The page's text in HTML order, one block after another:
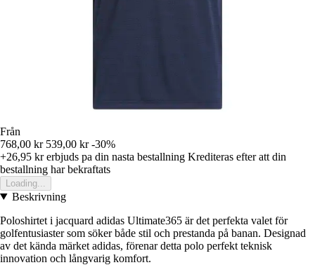
Från
768,00 kr 539,00 kr -30%
+26,95 krerbjuds pa din nasta bestallning Krediteras efter att din
bestallning har bekraftats
Loading...
Beskrivning
Poloshirtet i jacquard adidas Ultimate365 är det perfekta valet för
golfentusiaster som söker både stil och prestanda på banan. Designad
av det kända märket adidas, förenar detta polo perfekt teknisk
innovation och långvarig komfort.